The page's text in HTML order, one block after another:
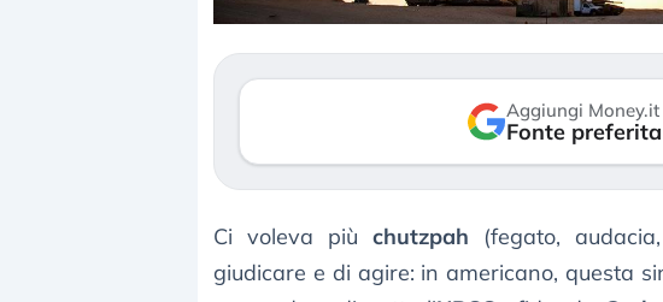
Aggiungi Money.it
Fonte
Ci voleva piùchutzpah (fegato,
giudicare e di agire: in americano, questa
mostrando segni di stanchezza
verso le (…)